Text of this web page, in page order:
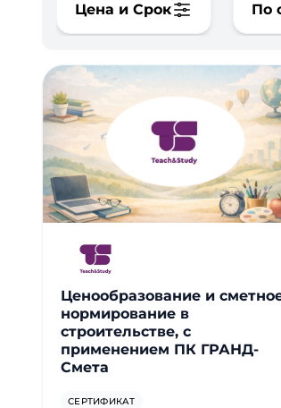
Цена и Срок По
Ценообразование и
нормирование в
строительстве, с
применением ПК ГРАНД-
Смета
СЕРТИФИКАТ